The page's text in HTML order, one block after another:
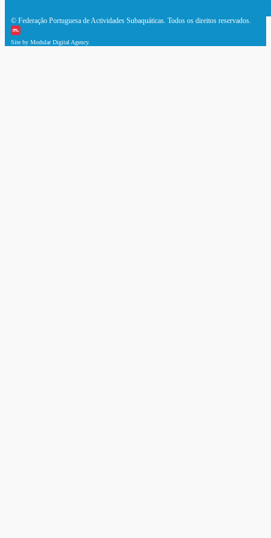
© Federação Portuguesa de Actividades Subaquáticas. Todos os direitos reservados.
Site by Modular Digital Agency.